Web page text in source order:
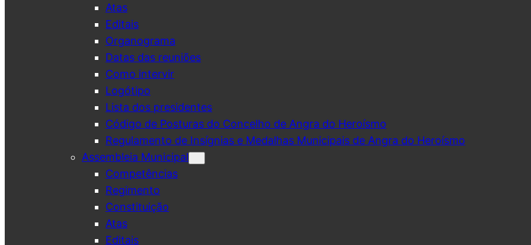
Atas
Editais
Organograma
Datas das reuniões
Como intervir
Logótipo
Lista dos presidentes
Código de Posturas do Concelho de Angra do Heroísmo
Regulamento de Insígnias e Medalhas Municipais de Angra do Heroísmo
Assembleia Municipal
Competências
Regimento
Constituição
Atas
Editais